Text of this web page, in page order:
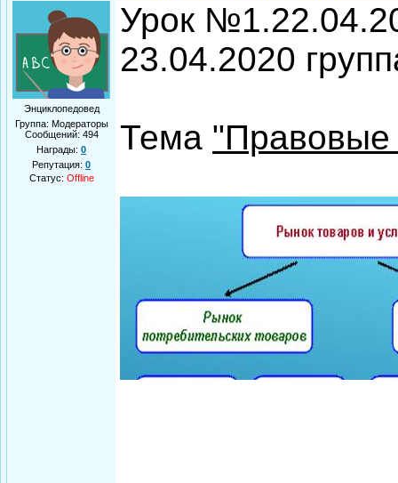
Энциклопедовед
Группа: Модераторы
Сообщений: 494
Награды: 0
Репутация: 0
Статус: Offline
Урок
23.04.2020
Тема "Правовые